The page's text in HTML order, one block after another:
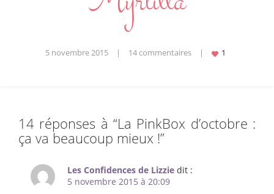
5 novembre 2015 14 commentaires
14 réponses à “La PinkBox d’octobre :
ça va beaucoup mieux !”
Les Confidences de Lizzie dit :
5 novembre 2015 à 20:09